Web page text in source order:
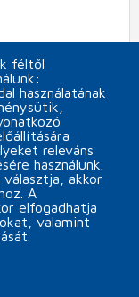
féltől
használatának
releváns
használunk.
akkor
A
elfogadhatja
valamint